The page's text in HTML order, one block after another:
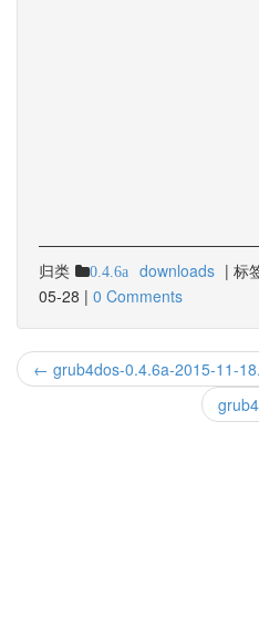
归类 0.4.6a downloads | 标
05-28 | 0 Comments
← grub4dos-0.4.6a-2015-11-